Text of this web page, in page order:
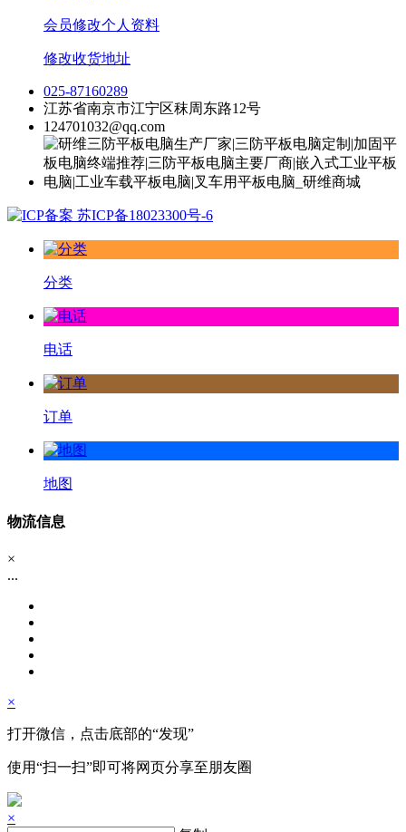
会员修改个人资料
修改收货地址
025-87160289
江苏省南京市江宁区秣周东路12号
124701032@qq.com
苏ICP备18023300号-6
分类
电话
订单
地图
物流信息
×
...
×
打开微信，点击底部的“发现”
使用“扫一扫”即可将网页分享至朋友圈
×